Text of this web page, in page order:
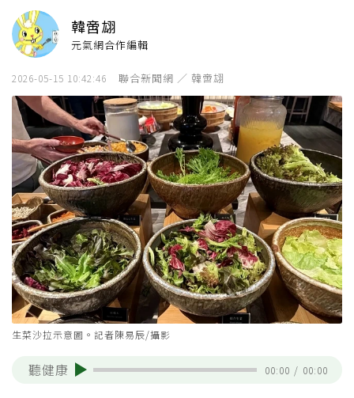
韓啻翃
元氣網合作編輯
2026-05-15 10:42:46 聯合新聞網 ／ 韓啻翃
生菜沙拉示意圖。記者陳易辰/攝影
聽健康 00:00 / 00:00